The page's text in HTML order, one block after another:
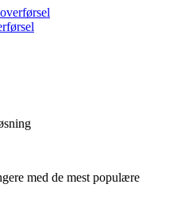
med de mest populære